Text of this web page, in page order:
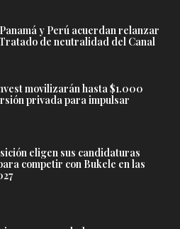
y Perú acuerdan relanzar
de neutralidad del Canal
movilizarán hasta $1.000
privada para impulsar
eligen sus candidaturas
competir con Bukele en las